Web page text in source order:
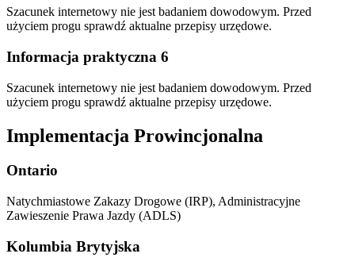
Szacunek internetowy nie jest badaniem dowodowym. Przed
użyciem progu sprawdź aktualne przepisy urzędowe.
Informacja praktyczna 6
Szacunek internetowy nie jest badaniem dowodowym. Przed
użyciem progu sprawdź aktualne przepisy urzędowe.
Implementacja Prowincjonalna
Ontario
Natychmiastowe Zakazy Drogowe (IRP), Administracyjne
Zawieszenie Prawa Jazdy (ADLS)
Kolumbia Brytyjska